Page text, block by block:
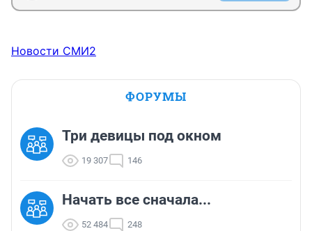
Новости СМИ2
ФОРУМЫ
Три девицы под окном
19 307 146
Начать все сначала...
52 484 248